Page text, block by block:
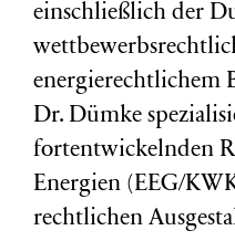
einschließlich der
energierechtlichem
Dr. Dümke
fortentwickelnden
Energien (EEG/
rechtlichen